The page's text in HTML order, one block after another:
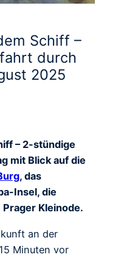
Schiff –
durch
2025
– 2-stündige
mit Blick auf die
, das
Insel, die
Kleinode.
an der
Minuten vor